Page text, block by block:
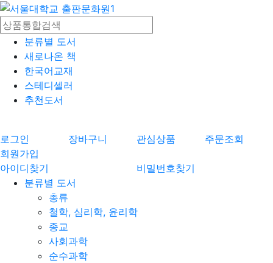
분류별 도서
새로나온 책
한국어교재
스테디셀러
추천도서
로그인 장바구니 관심상품
주문조회
회원가입
아이디찾기
비밀번호찾기
분류별 도서
총류
철학, 심리학, 윤리학
종교
사회과학
순수과학